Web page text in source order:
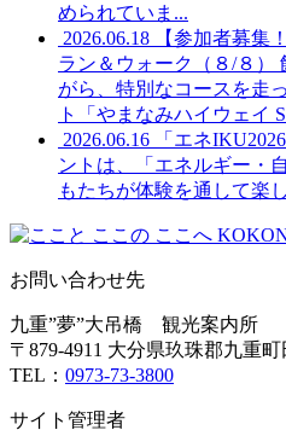
められていま...
2026.06.18
【参加者募集
ラン＆ウォーク（８/８）
がら、特別なコースを走
ト「やまなみハイウェイ
2026.06.16
「エネ
ントは、「エネルギー・
もたちが体験を通して楽
お問い合わせ先
九重”夢”大吊橋 観光案内所
〒879-4911 大分県玖珠郡九重町
TEL： 0973-73-3800
サイト管理者